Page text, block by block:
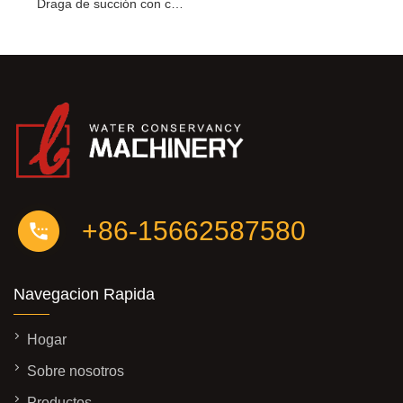
Draga de succión con cortador
+86-15662587580
Navegacion Rapida
Hogar
Sobre nosotros